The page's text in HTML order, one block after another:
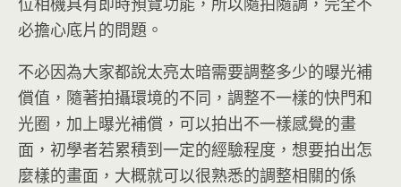
必擔心底片的問題。
不必因為大家都說太亮太暗需要調整多少的曝光補
償值，隨著拍攝環境的不同，調整不一樣的快門和
光圈，加上曝光補償，可以拍出不一樣感覺的畫
面，初學者若累積到一定的經驗程度，想要拍出怎
麼樣的畫面，大概就可以很熟悉的調整相關的係